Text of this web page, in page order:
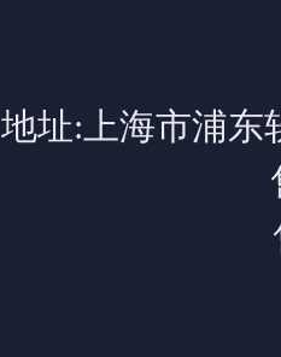
地址:上海市浦东